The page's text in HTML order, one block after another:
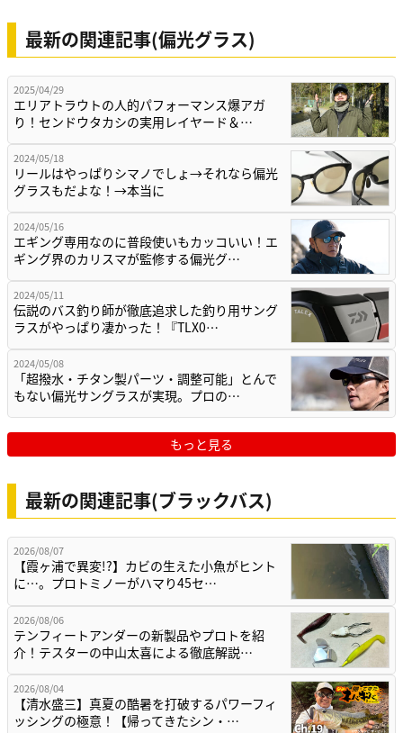
最新の関連記事(偏光グラス)
2025/04/29
エリアトラウトの人的パフォーマンス爆アガ
り！センドウタカシの実用レイヤード＆…
2024/05/18
リールはやっぱりシマノでしょ→それなら偏光
グラスもだよな！→本当に
2024/05/16
エギング専用なのに普段使いもカッコいい！エ
ギング界のカリスマが監修する偏光グ…
2024/05/11
伝説のバス釣り師が徹底追求した釣り用サング
ラスがやっぱり凄かった！『TLX0…
2024/05/08
「超撥水・チタン製パーツ・調整可能」とんで
もない偏光サングラスが実現。プロの…
もっと見る
最新の関連記事(ブラックバス)
2026/08/07
【霞ヶ浦で異変!?】カビの生えた小魚がヒント
に…。プロトミノーがハマり45セ…
2026/08/06
テンフィートアンダーの新製品やプロトを紹
介！テスターの中山太喜による徹底解説…
2026/08/04
【清水盛三】真夏の酷暑を打破するパワーフィ
ッシングの極意！【帰ってきたシン・…